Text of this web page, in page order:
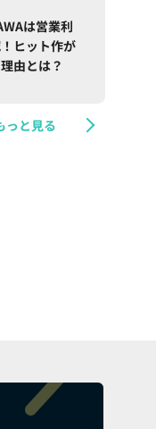
は営業利
ヒット作が
由とは？
っと見る